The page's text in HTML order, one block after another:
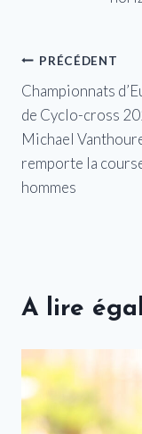
Navigation
de
l’article
PRÉCÉDENT
Championnats
de Cyclo-cross
Michael
remporte la
hommes
A lire